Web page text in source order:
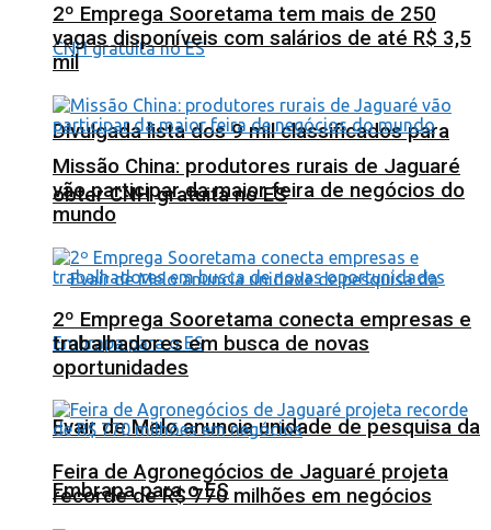
Divulgada lista dos 9 mil classificados para
obter CNH gratuita no ES
Evair de Melo anuncia unidade de pesquisa da
Embrapa para o ES
2º Emprega Sooretama tem mais de 250
vagas disponíveis com salários de até R$ 3,5
mil
Missão China: produtores rurais de Jaguaré
vão participar da maior feira de negócios do
mundo
2º Emprega Sooretama conecta empresas e
trabalhadores em busca de novas
oportunidades
Feira de Agronegócios de Jaguaré projeta
recorde de R$ 770 milhões em negócios